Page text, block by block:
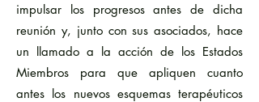
impulsar los progresos antes de dicha
reunión y, junto con sus asociados, hace
un llamado a la acción de los Estados
Miembros para que apliquen cuanto
antes los nuevos esquemas terapéuticos